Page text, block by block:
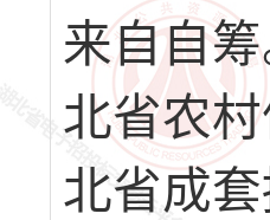
来自自
北省农
北省成